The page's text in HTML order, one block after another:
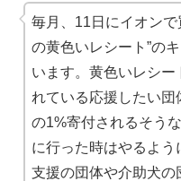
毎月、11日にイオン
の黄色いレシート”の
います。黄色いレシー
れている応援したい
の1%寄付されるそう
に行った時はやるよう
支援の団体や介助犬の